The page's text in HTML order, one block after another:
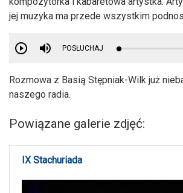
jej muzyka ma przede wszystkim
POSŁUCHAJ
Rozmowa z Basią Stępniak-Wilk już
naszego radia.
Powiązane galerie zdjęć:
IX Stachuriada